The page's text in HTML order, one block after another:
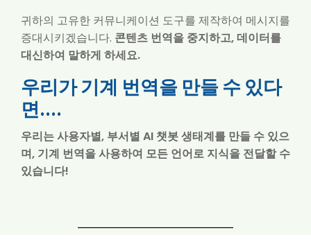
귀하의 고유한 커뮤니케이션 도구를 제작하여 메시지를
증대시키겠습니다. 콘텐츠 번역을 중지하고, 데이터를
대신하여 말하게 하세요.
우리가 기계 번역을 만들 수 있다
면....
우리는 사용자별, 부서별 AI 챗봇 생태계를 만들 수 있으
며, 기계 번역을 사용하여 모든 언어로 지식을 전달할 수
있습니다!